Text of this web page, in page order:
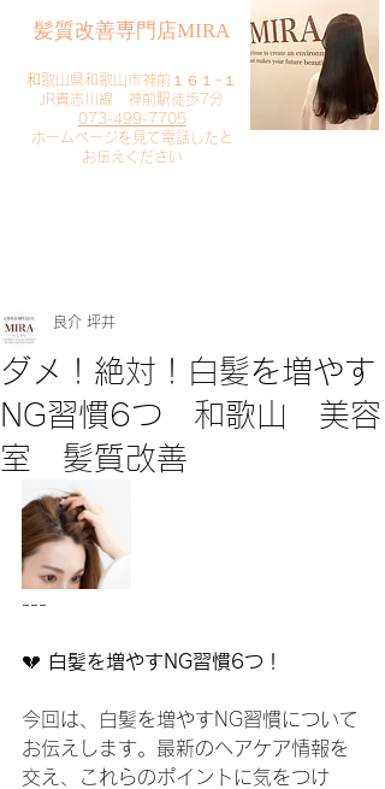
​髪質改善専門店MIRA
​和歌山県和歌山市神前１６１−１
JR貴志川線 神前駅徒歩7分
073-499-7705
​ホームページを見て電話したと
お伝えください
ダメ！絶対！白髪を増やす
NG習慣6つ 和歌山 美容
室 髪質改善
良介 坪井
---
💔 白髪を増やすNG習慣6つ！
今回は、白髪を増やすNG習慣について
お伝えします。最新のヘアケア情報を
交え、これらのポイントに気をつけ